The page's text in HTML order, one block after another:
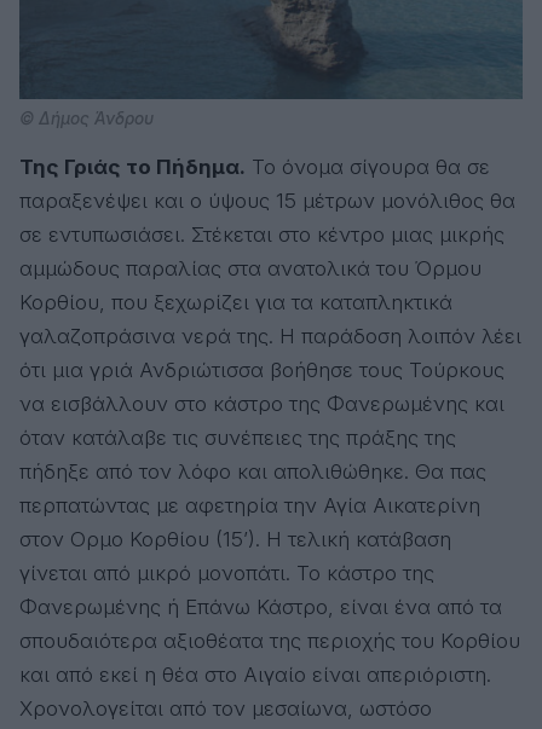
© Δήμος Άνδρου
Της Γριάς το Πήδημα. Το όνομα σίγουρα θα σε
παραξενέψει και ο ύψους 15 μέτρων μονόλιθος θα
σε εντυπωσιάσει. Στέκεται στο κέντρο μιας μικρής
αμμώδους παραλίας στα ανατολικά του Όρμου
Κορθίου, που ξεχωρίζει για τα καταπληκτικά
γαλαζοπράσινα νερά της. Η παράδοση λοιπόν λέει
ότι μια γριά Ανδριώτισσα βοήθησε τους Τούρκους
να εισβάλλουν στο κάστρο της Φανερωμένης και
όταν κατάλαβε τις συνέπειες της πράξης της
πήδηξε από τον λόφο και απολιθώθηκε. Θα πας
περπατώντας με αφετηρία την Αγία Αικατερίνη
στον Ορμο Κορθίου (15’). Η τελική κατάβαση
γίνεται από μικρό μονοπάτι. Το κάστρο της
Φανερωμένης ή Επάνω Κάστρο, είναι ένα από τα
σπουδαιότερα αξιοθέατα της περιοχής του Κορθίου
και από εκεί η θέα στο Αιγαίο είναι απεριόριστη.
Χρονολογείται από τον μεσαίωνα, ωστόσο